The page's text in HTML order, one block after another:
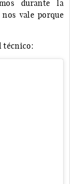
durante la
vale porque
técnico: